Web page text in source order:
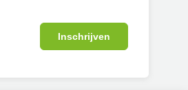
Inschrijven